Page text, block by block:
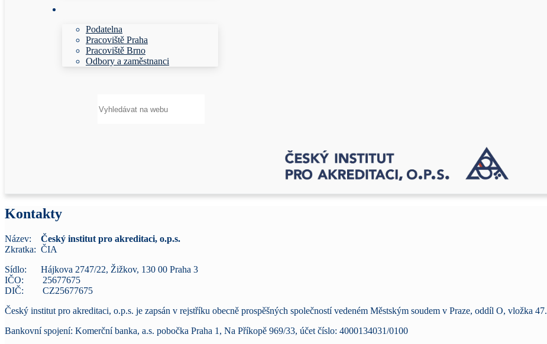
Podatelna
Pracoviště Praha
Pracoviště Brno
Odbory a zaměstnanci
Kontakty
Název: Český institut pro akreditaci, o.p.s.
Zkratka: ČIA
Sídlo: Hájkova 2747/22, Žižkov, 130 00 Praha 3
IČO: 25677675
DIČ: CZ25677675
Český institut pro akreditaci, o.p.s. je zapsán v rejstříku obecně prospěšných společností vedeném Městským soudem v Praze, oddíl O, vložka 47.
Bankovní spojení: Komerční banka, a.s. pobočka Praha 1, Na Příkopě 969/33, účet číslo: 4000134031/0100